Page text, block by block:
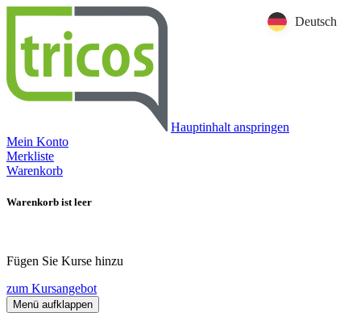
Hauptinhalt anspringen
Mein Konto
Merkliste
Warenkorb
Warenkorb ist leer
Fügen Sie Kurse hinzu
zum Kursangebot
Menü aufklappen
Deutsch